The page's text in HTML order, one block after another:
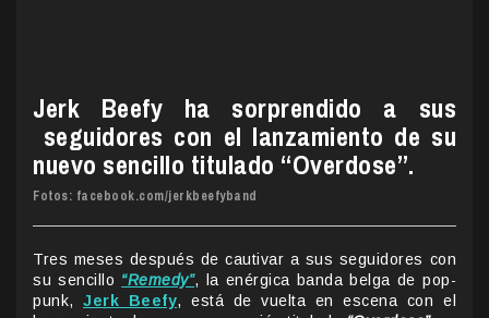
Jerk Beefy ha sorprendido a sus
seguidores con el lanzamiento de su
nuevo sencillo titulado “Overdose”.
Fotos: facebook.com/jerkbeefyband
Tres meses después de cautivar a sus seguidores con
su sencillo “Remedy”, la enérgica banda belga de pop-
punk,Jerk Beefy, está de vuelta en escena con el